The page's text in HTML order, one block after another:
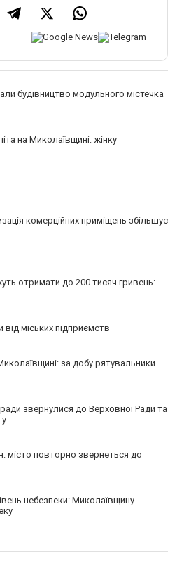
будівництво модульного містечка
на Миколаївщині: жінку
комерційних приміщень збільшує
отримати до 200 тисяч гривень:
міських підприємств
за добу рятувальники
звернулися до Верховної Ради та
місто повторно звернеться до
небезпеки: Миколаївщину